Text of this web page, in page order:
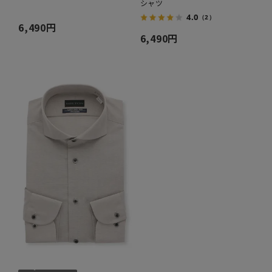
6,490円
シャツ
4.0 （2）
6,490円